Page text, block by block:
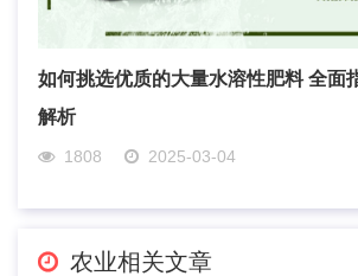
如何挑选优质的大量水溶性肥料 全面
解析
1808 2025-03-04
农业相关文章